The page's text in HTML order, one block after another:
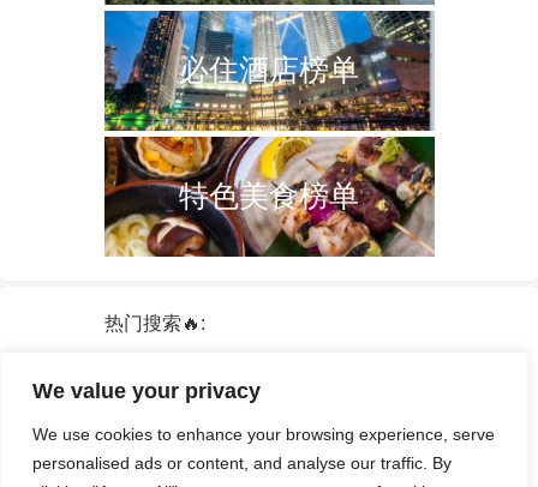
We value your privacy
We use cookies to enhance your browsing experience, serve
personalised ads or content, and analyse our traffic. By
必住酒店榜单
特色美食榜单
热门搜索🔥:
泰国
中国 火车票
签证
酒店